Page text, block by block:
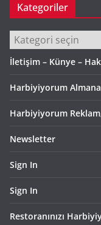
Kategoriler
Kategoriler
İletişim – Künye –
Harbiyiyorum
Harbiyiyorum
Newsletter
Sign In
Sign In
Restoranınızı